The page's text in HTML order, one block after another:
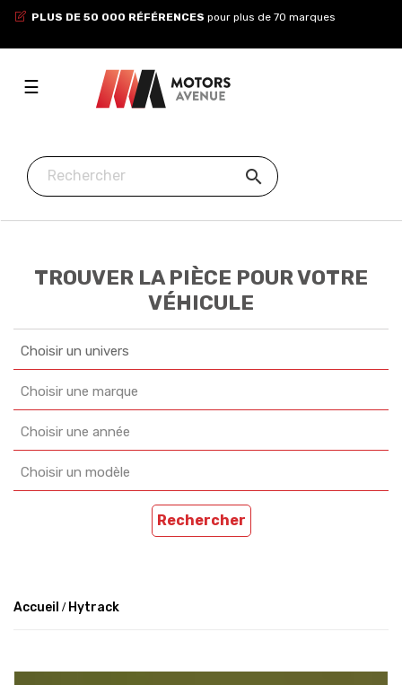
PLUS DE 50 000 RÉFÉRENCES pour plus de 70 marques
Toggle
navigation
☰

TROUVER LA PIÈCE POUR VOTRE
VÉHICULE
Choisir un univers
Choisir une marque
Choisir une année
Choisir un modèle
Rechercher
Accueil Hytrack